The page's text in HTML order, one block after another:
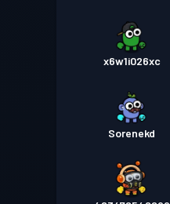
x6w1i026xc
Sorenekd